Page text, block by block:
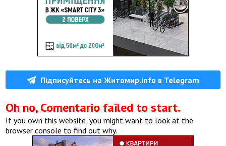
Підписуйтесь на Житомир.info в Telegram
Oh no, Comentario failed to start.
If you own this website, you might want to look at the
browser console to find out why.